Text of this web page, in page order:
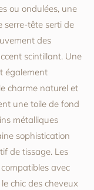
ou ondulées, une
serre-tête serti de
des
scintillant. Une
également
charme naturel et
une toile de fond
métalliques
sophistication
de tissage. Les
avec
chic des cheveux